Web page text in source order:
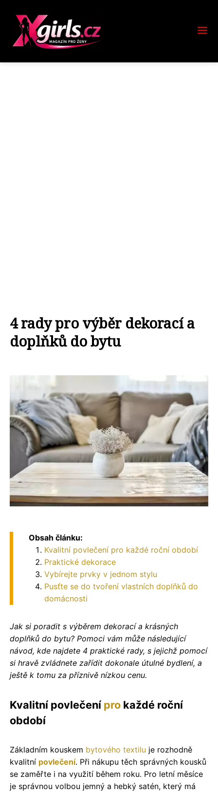
4 rady pro výběr dekorací a
doplňků do bytu
Obsah článku:
Kvalitní povlečení pro každé roční období
Praktické dekorace
Vybírejte prvky v jednom stylu
Pusťte se do tvoření vlastních doplňků do
domácnosti
Jak si poradit s výběrem dekorací a krásných
doplňků do bytu? Pomoci vám může následující
návod, kde najdete 4 praktické rady, s jejichž pomocí
si hravě zvládnete zařídit dokonale útulné bydlení, a
ještě k tomu za příznivě nízkou cenu.
Kvalitní povlečenípro každé roční
období
Základním kouskem bytového textilu je rozhodně
kvalitní povlečení. Při nákupu těch správných kousků
se zaměřte i na využití během roku. Pro letní měsíce
je správnou volbou jemný a hebký satén, který má